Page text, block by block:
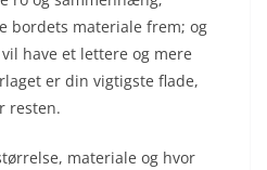
bordets materiale frem; og
have et lettere og mere
er din vigtigste flade,
resten.
materiale og hvor